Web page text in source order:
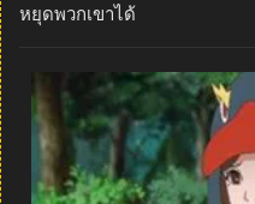
หยุดพวกเขาได้